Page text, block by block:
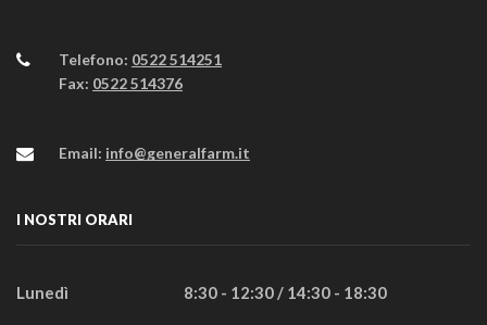
Telefono: 0522 514251
Fax: 0522 514376
Email: info@generalfarm.it
I NOSTRI ORARI
Lunedì 8:30 - 12:30 / 14:30 - 18:30